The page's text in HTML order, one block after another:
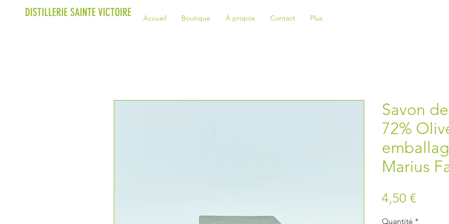
DISTILLERIE SAINTE VICTOIRE Accueil Boutique À propos Contact Plus
Savon
72%
Marius
4,50 €Prix
Quantité *